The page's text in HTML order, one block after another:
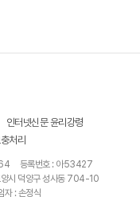
인터넷신문 윤리강령
처리
등록번호 : 아53427
양시 덕양구 성사동 704-10
자 : 손정식